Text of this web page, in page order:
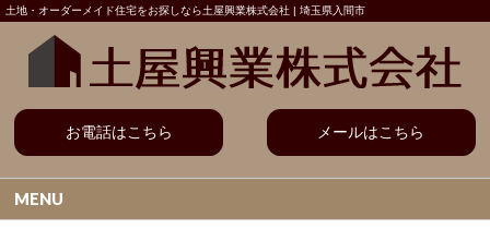
土地・オーダーメイド住宅をお探しなら土屋興業株式会社 | 埼玉県入間市
お電話はこちら メールはこちら
MENU